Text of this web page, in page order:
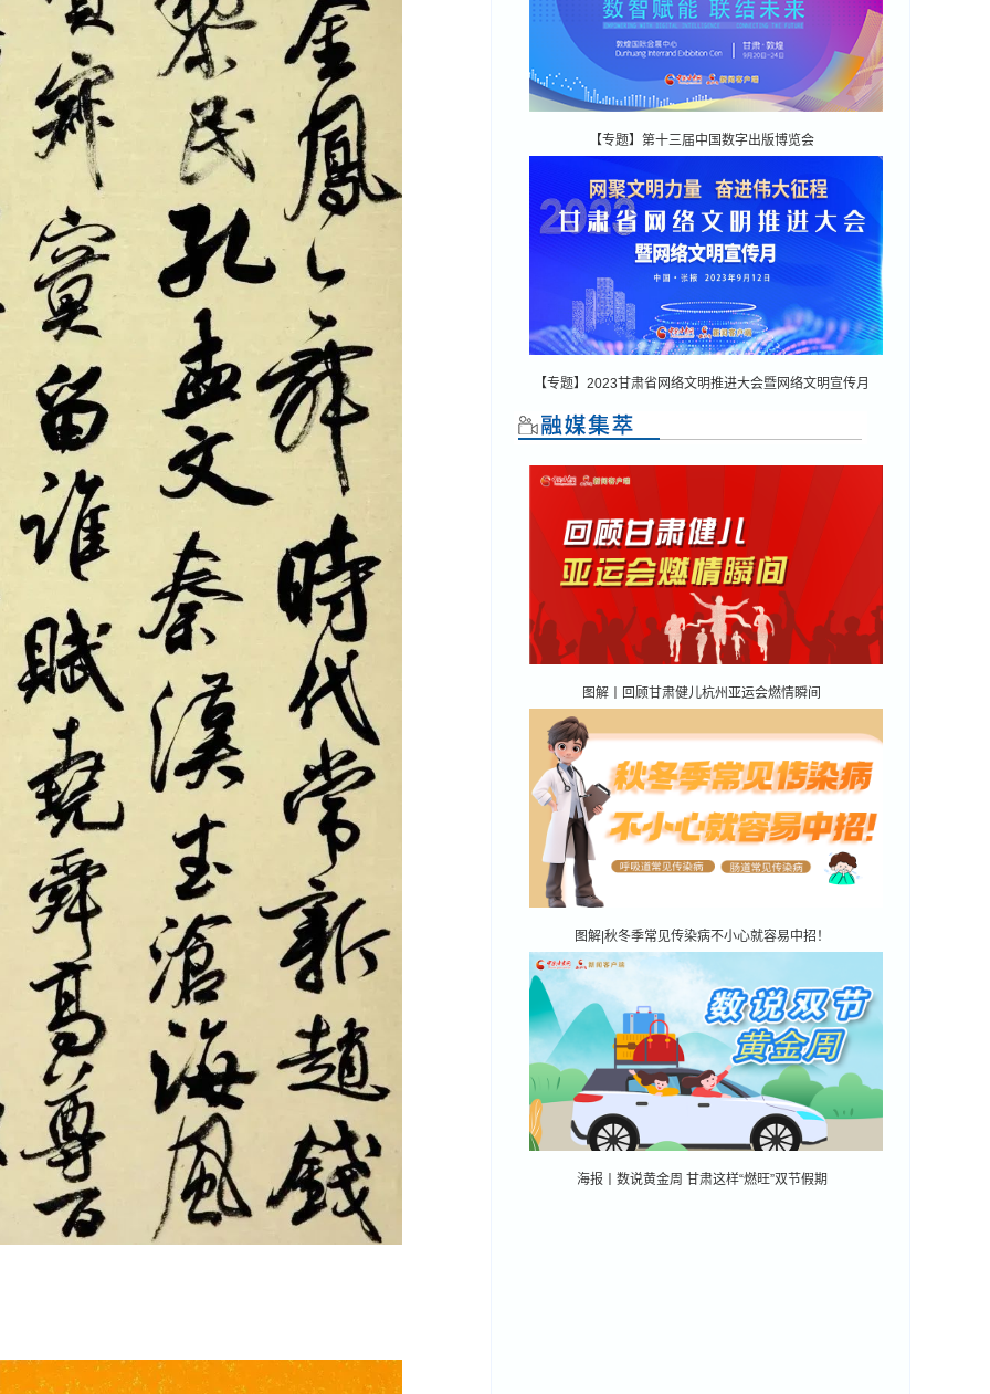
【专题】第十三届中国数字出版博览会
【专题】2023甘肃省网络文明推进大会暨网络文明宣传月
图解丨回顾甘肃健儿杭州亚运会燃情瞬间
图解|秋冬季常见传染病不小心就容易中招！
海报丨数说黄金周 甘肃这样“燃旺”双节假期